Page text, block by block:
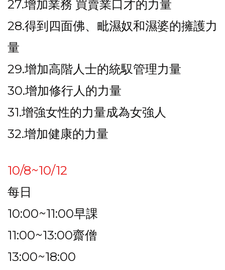
27.增加業務 買賣業口才的力量
28.得到四面佛、毗濕奴和濕婆的擁護力
量
29.增加高階人士的統馭管理力量
30.增加修行人的力量
31.增強女性的力量成為女強人
32.增加健康的力量
10/8~10/12
每日
10:00~11:00早課
11:00~13:00齋僧
13:00~18:00